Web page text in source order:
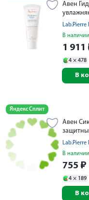
Авен
В наличии
1 911
4 × 478
В
Яндекс Сплит
Авен
В наличии
755 ₽
4 × 189
В